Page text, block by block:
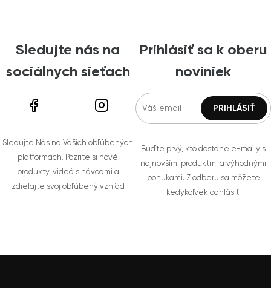
Sledujte nás na
sociálnych sieťach
Sledujte Nás na Vašich obľúbených
platformách. Pozrite si nové
produkty, videá s návodmi a
zdieľajte svoj obľúbený vzhľad
Prihlásiť sa k oberu
noviniek
Buďte prvý, kto dostane e-maily s
najnovšími produktmi a výhodnými
ponukami. Z odberu sa môžete
kedykoľvek odhlásiť.